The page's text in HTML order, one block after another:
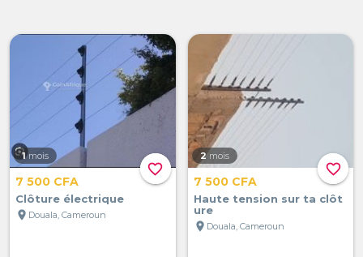
favorite_border
1 mois
7 500 CFA
Clôture électrique
location_on Douala, Cameroun
favorite_border
2 mois
7 500 CFA
Haute tension sur ta clôt
ure
location_on Douala, Cameroun